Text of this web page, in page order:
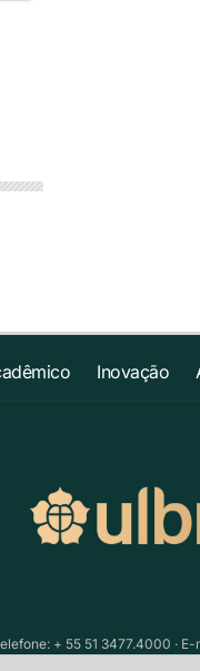
Inovação
+ 55 51 3477.4000 · E-